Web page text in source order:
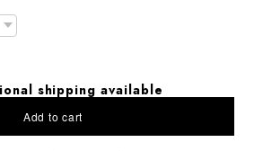
shipping available
Add to cart